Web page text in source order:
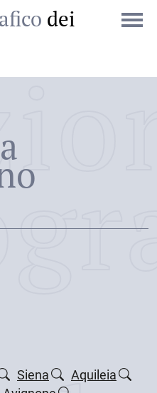
dei
Siena
Aquileia